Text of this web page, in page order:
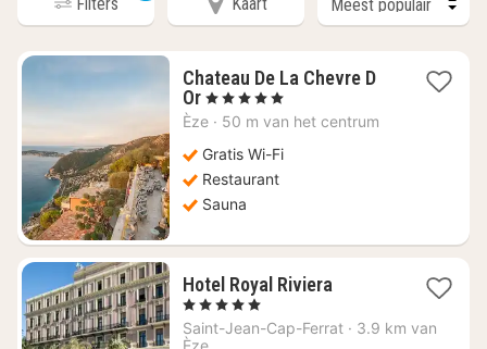
Chateau De La Chevre D
Or1
nacht
€
772,73
, 5 Sterren
Èze · 50 m van het centrum
Gratis Wi-Fi
Restaurant
Sauna
Hotel Royal Riviera1
vanaf
, 5 Sterren
Saint-Jean-Cap-Ferrat · 3.9 km van
Èze